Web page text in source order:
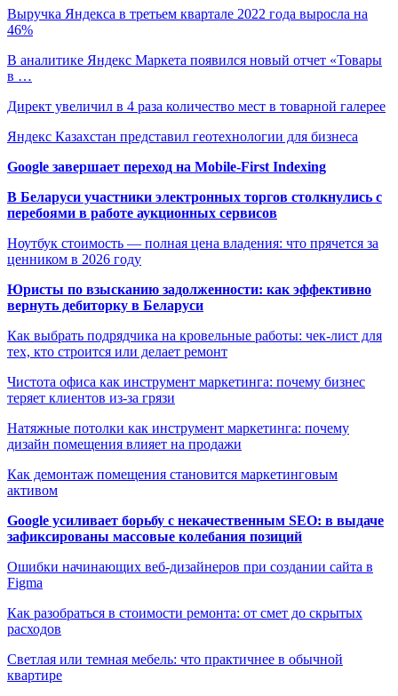
Выручка Яндекса в третьем квартале 2022 года выросла на
46%
В аналитике Яндекс Маркета появился новый отчет «Товары
в …
Директ увеличил в 4 раза количество мест в товарной галерее
Яндекс Казахстан представил геотехнологии для бизнеса
Google завершает переход на Mobile-First Indexing
В Беларуси участники электронных торгов столкнулись с
перебоями в работе аукционных сервисов
Ноутбук стоимость — полная цена владения: что прячется за
ценником в 2026 году
Юристы по взысканию задолженности: как эффективно
вернуть дебиторку в Беларуси
Как выбрать подрядчика на кровельные работы: чек-лист для
тех, кто строится или делает ремонт
Чистота офиса как инструмент маркетинга: почему бизнес
теряет клиентов из-за грязи
Натяжные потолки как инструмент маркетинга: почему
дизайн помещения влияет на продажи
Как демонтаж помещения становится маркетинговым
активом
Google усиливает борьбу с некачественным SEO: в выдаче
зафиксированы массовые колебания позиций
Ошибки начинающих веб-дизайнеров при создании сайта в
Figma
Как разобраться в стоимости ремонта: от смет до скрытых
расходов
Светлая или темная мебель: что практичнее в обычной
квартире